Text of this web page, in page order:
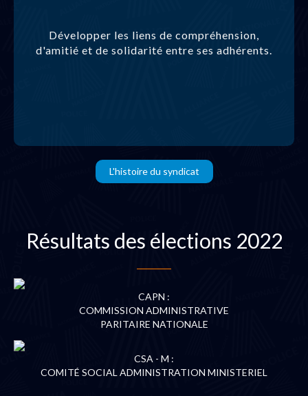
Développer les liens de compréhension,
d'amitié et de solidarité entre ses adhérents.
L'histoire du syndicat
Résultats des élections 2022
CAPN :
COMMISSION ADMINISTRATIVE
PARITAIRE NATIONALE
CSA - M :
COMITÉ SOCIAL ADMINISTRATION MINISTERIEL